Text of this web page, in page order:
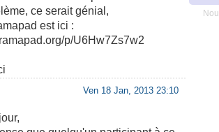
ce serait génial,
est ici :
p/U6Hw7Zs7w2
Ven 18 Jan, 2013 23:10